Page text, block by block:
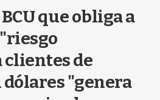
que obliga a
clientes de
dólares "genera